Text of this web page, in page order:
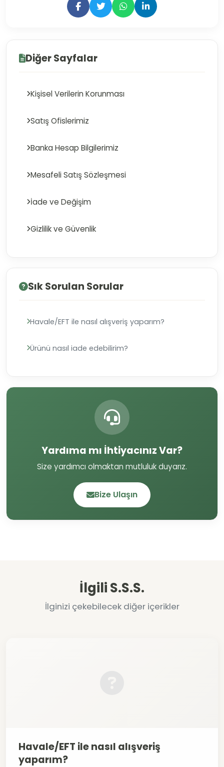
Diğer Sayfalar
Kişisel Verilerin Korunması
Satış Ofislerimiz
Banka Hesap Bilgilerimiz
Mesafeli Satış Sözleşmesi
İade ve Değişim
Gizlilik ve Güvenlik
Sık Sorulan Sorular
Havale/EFT ile nasıl alışveriş yaparım?
Ürünü nasıl iade edebilirim?
Yardıma mı İhtiyacınız Var?
Size yardımcı olmaktan mutluluk duyarız.
Bize Ulaşın
İlgili S.S.S.
İlginizi çekebilecek diğer içerikler
Havale/EFT ile nasıl alışveriş
yaparım?